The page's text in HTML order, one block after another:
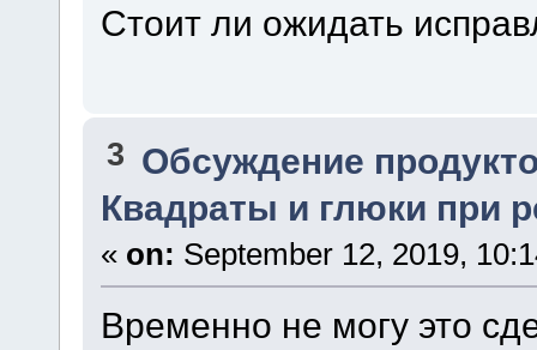
Стоит ли ожидать
3 Обсуждение
Квадраты и глюки при
« on: September 12, 2019,
Временно не могу это